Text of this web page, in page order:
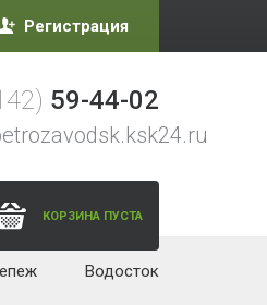
Регистрация
59-44-02
КОРЗИНА ПУСТА
Водосток